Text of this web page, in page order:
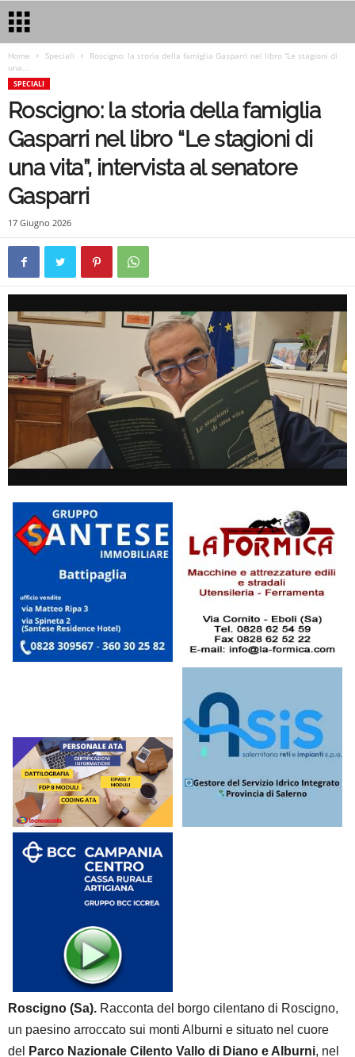
Home Speciali
Roscigno: la storia della famiglia Gasparri nel libro “Le stagioni di
una...
SPECIALI
Roscigno: la storia della famiglia
Gasparri nel libro “Le stagioni di
una vita”, intervista al senatore
Gasparri
17 Giugno 2026
Roscigno (Sa). Racconta del borgo cilentano di Roscigno,
un paesino arroccato sui monti Alburni e situato nel cuore
del
Parco Nazionale Cilento Vallo di Diano e Alburni, nel